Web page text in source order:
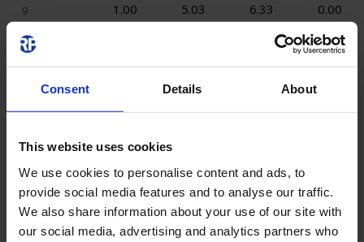
Consent Details About
This website uses cookies
We use cookies to personalise content and ads, to
provide social media features and to analyse our traffic.
We also share information about your use of our site with
our social media, advertising and analytics partners who
9 1.00 5.03 6.33 0.00
9.5 0.00
0.00
10.5 3.80
11 0.00
0.00
12.5 0.00 2.27 0.00
13 0.00 2.03 0.00 0.00
13.5 0.00 1.80 0.00 0.00